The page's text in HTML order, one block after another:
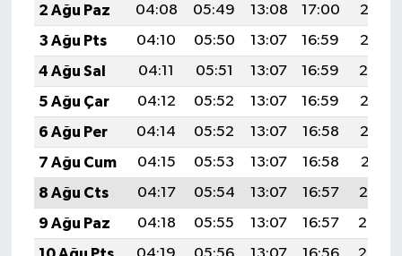
2 Ağu Paz
04:08 05:49 13:08 17:00
20:16
3 Ağu Pts
04:10 05:50 13:07 16:59
20:15
4 Ağu Sal
04:11 05:51 13:07 16:59
20:14
5 Ağu Çar
04:12 05:52 13:07 16:59
20:13
6 Ağu Per
04:14 05:52 13:07 16:58
20:12
7 Ağu Cum
04:15 05:53 13:07 16:58
20:11
8 Ağu Cts
04:17 05:54 13:07 16:57
20:10
9 Ağu Paz
04:18 05:55 13:07 16:57
20:08